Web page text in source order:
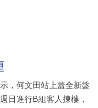
，何文田站上蓋全新盤
日進行B組客人揀樓，